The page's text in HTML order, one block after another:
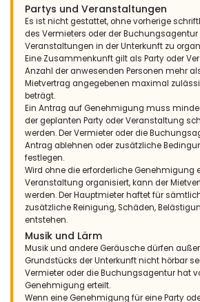
- Juli 2012 - Deutschland :
Der Service ist sehr gut!!! Die
Tag später wurde sie ausgetauscht.
defekt, ein Tag später repariert. Sehr
- 8,7
- Juni 2012 - Schweiz :
Wäre noch gut wenn die Rasenmäher und
schon am morgen um 10 laufen
dass wir 3 Tage lang jeweils
Haus hatten.
- September 2011 - Niederlande :
(Originaltext)
Geweldig huis.
(Übersetzt von Google)
Partys und Veranstaltungen
Es ist nicht gestattet, ohne vorherige
des Vermieters oder der Buchungsagentur
Veranstaltungen in der Unterkunft zu
Eine Zusammenkunft gilt als Party oder
Anzahl der anwesenden Personen mehr
Mietvertrag angegebenen maximal
beträgt.
Ein Antrag auf Genehmigung muss
der geplanten Party oder Veranstaltung
werden. Der Vermieter oder die
Antrag ablehnen oder zusätzliche
festlegen.
Wird ohne die erforderliche Genehmigung
Veranstaltung organisiert, kann der
werden. Der Hauptmieter haftet für
zusätzliche Reinigung, Schäden,
entstehen.
Musik und Lärm
Musik und andere Geräusche dürfen
Grundstücks der Unterkunft nicht hörbar
Vermieter oder die Buchungsagentur hat
Genehmigung erteilt.
Wenn eine Genehmigung für eine Party